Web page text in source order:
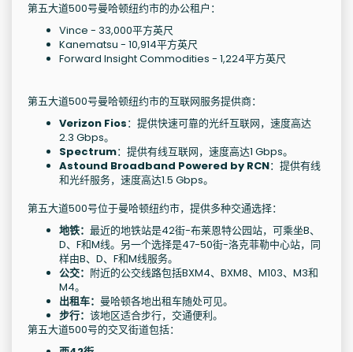
第五大道500号曼哈顿纽约市的办公租户：
Vince - 33,000平方英尺
Kanematsu - 10,914平方英尺
Forward Insight Commodities - 1,224平方英尺
第五大道500号曼哈顿纽约市的互联网服务提供商：
Verizon Fios：提供快速可靠的光纤互联网，速度高达
2.3 Gbps。
Spectrum：提供有线互联网，速度高达1 Gbps。
Astound Broadband Powered by RCN：提供有线
和光纤服务，速度高达1.5 Gbps。
第五大道500号位于曼哈顿纽约市，提供多种交通选择：
地铁： 最近的地铁站是42街-布莱恩特公园站，可乘坐B、
D、F和M线。另一个选择是47-50街-洛克菲勒中心站，同
样由B、D、F和M线服务。
公交： 附近的公交线路包括BXM4、BXM8、M103、M3和
M4。
出租车： 曼哈顿各地出租车随处可见。
步行： 该地区适合步行，交通便利。
第五大道500号的交叉街道包括：